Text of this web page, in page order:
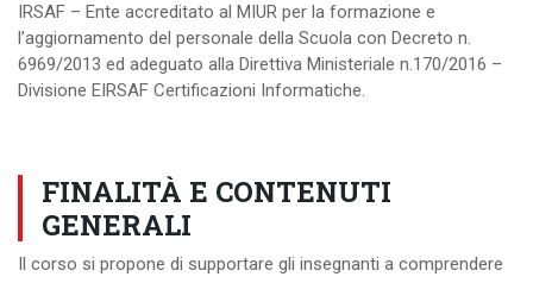
IRSAF – Ente accreditato al MIUR per la formazione e
l’aggiornamento del personale della Scuola con Decreto n.
6969/2013 ed adeguato alla Direttiva Ministeriale n.170/2016 –
Divisione EIRSAF Certificazioni Informatiche.
FINALITÀ E CONTENUTI
GENERALI
Il corso si propone di supportare gli insegnanti a comprendere